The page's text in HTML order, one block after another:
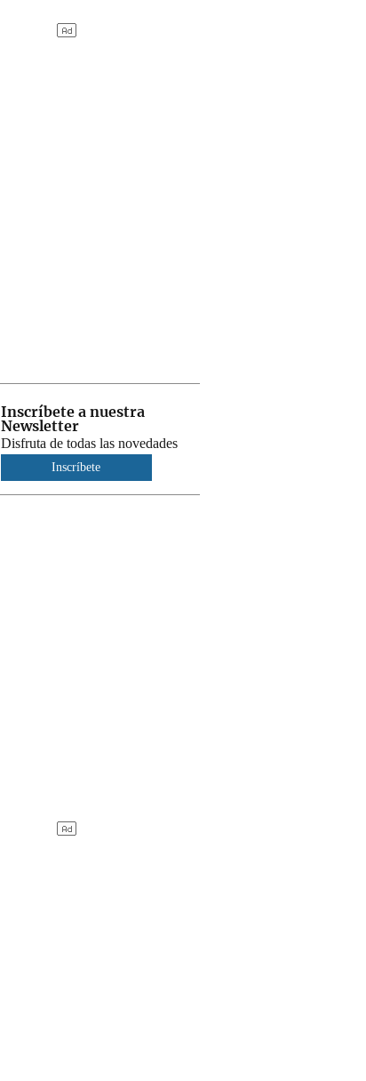
Inscríbete a nuestra
Newsletter
Disfruta de todas las novedades
Inscríbete